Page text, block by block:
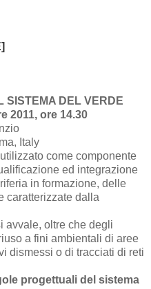
SISTEMA DEL VERDE
2011, ore 14.30
Italy
come componente
ed integrazione
in formazione, delle
caratterizzate dalla
avvale, oltre che degli
a fini ambientali di aree
dismessi o di tracciati di reti
progettuali del sistema